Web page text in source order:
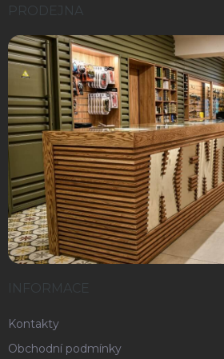
PRODEJNA
INFORMACE
Kontakty
Obchodní podmínky